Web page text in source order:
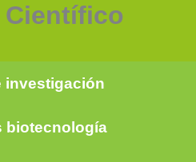
Científico
Cano Calle
Canacuan Melo
investigación
biotecnología